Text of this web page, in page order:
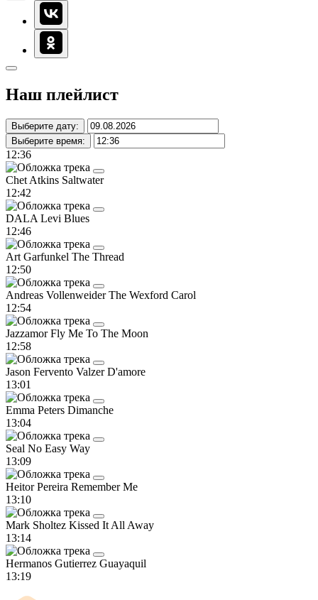
Наш плейлист
Выберите дату:
Выберите время:
12:36
Chet Atkins Saltwater
12:42
DALA Levi Blues
12:46
Art Garfunkel The Thread
12:50
Andreas VollenweiderThe Wexford Carol
12:54
JazzamorFly Me To The Moon
12:58
Jason Fervento Valzer D'amore
13:01
Emma Peters Dimanche
13:04
Seal No Easy Way
13:09
Heitor Pereira Remember Me
13:10
Mark Sholtez Kissed It All Away
13:14
Hermanos Gutierrez Guayaquil
13:19